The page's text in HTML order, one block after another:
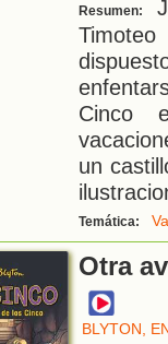
Resumen:
Cinco
un
Temática:
Otra
BLYTON,